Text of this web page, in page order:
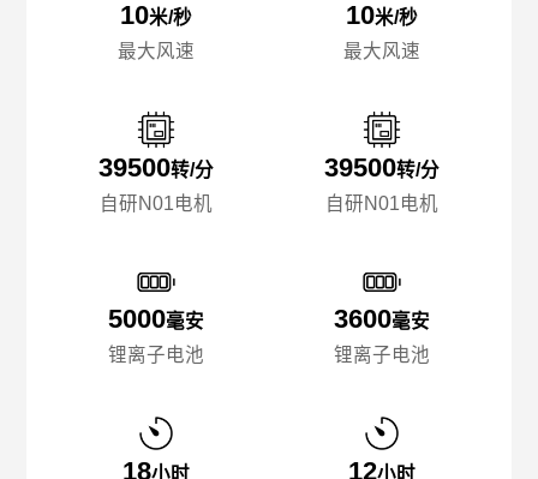
10米/秒
最大风速
39500转/分
自研N01电机
5000毫安
锂离子电池
18小时
10米/秒
最大风速
39500转/分
自研N01电机
3600毫安
锂离子电池
12小时